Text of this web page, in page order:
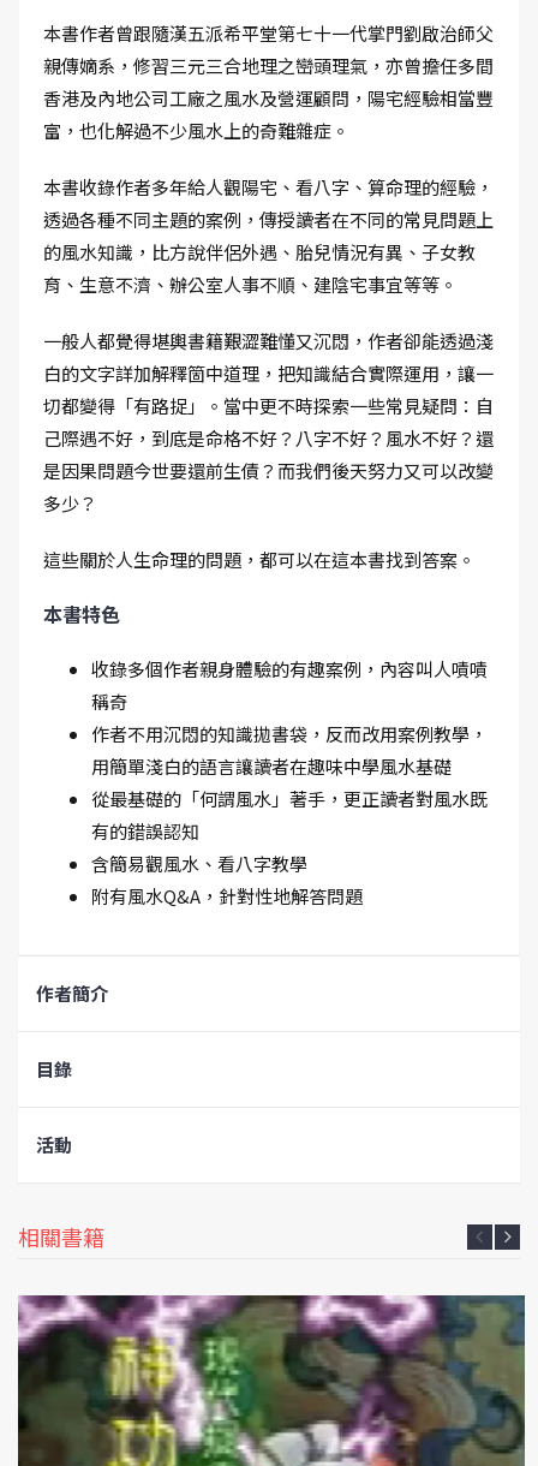
本書作者曾跟隨漢五派希平堂第七十一代掌門劉啟治師父
親傳嫡系，修習三元三合地理之巒頭理氣，亦曾擔任多間
香港及內地公司工廠之風水及營運顧問，陽宅經驗相當豐
富，也化解過不少風水上的奇難雜症。
本書收錄作者多年給人觀陽宅、看八字、算命理的經驗，
透過各種不同主題的案例，傳授讀者在不同的常見問題上
的風水知識，比方說伴侶外遇、胎兒情況有異、子女教
育、生意不濟、辦公室人事不順、建陰宅事宜等等。
一般人都覺得堪輿書籍艱澀難懂又沉悶，作者卻能透過淺
白的文字詳加解釋箇中道理，把知識結合實際運用，讓一
切都變得「有路捉」。當中更不時探索一些常見疑問：自
己際遇不好，到底是命格不好？八字不好？風水不好？還
是因果問題今世要還前生債？而我們後天努力又可以改變
多少？
這些關於人生命理的問題，都可以在這本書找到答案。
本書特色
收錄多個作者親身體驗的有趣案例，內容叫人嘖嘖
稱奇
作者不用沉悶的知識拋書袋，反而改用案例教學，
用簡單淺白的語言讓讀者在趣味中學風水基礎
從最基礎的「何謂風水」著手，更正讀者對風水既
有的錯誤認知
含簡易觀風水、看八字教學
附有風水Q&A，針對性地解答問題
作者簡介
目錄
活動
相關書籍